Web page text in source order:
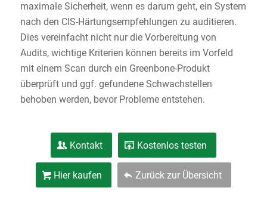
maximale Sicherheit, wenn es darum geht, ein System
nach den CIS-Härtungsempfehlungen zu auditieren.
Dies vereinfacht nicht nur die Vorbereitung von
Audits, wichtige Kriterien können bereits im Vorfeld
mit einem Scan durch ein Greenbone-Produkt
überprüft und ggf. gefundene Schwachstellen
behoben werden, bevor Probleme entstehen.
Kontakt Kostenlos testen
Hier kaufen Zurück zur Übersicht